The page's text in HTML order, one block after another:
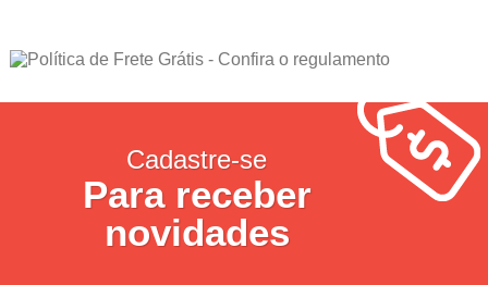
Cadastre-se
Para receber
novidades